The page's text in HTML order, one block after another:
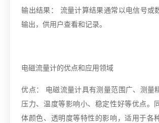
输出结果： 流量计算结果通常以电信号或
输出，供用户查看和记录。
电磁流量计的优点和应用领域
优点： 电磁流量计具有测量范围广、测量
压力、温度等影响小、稳定性好等优点。
体颜色、透明度等特性的影响，适用于各